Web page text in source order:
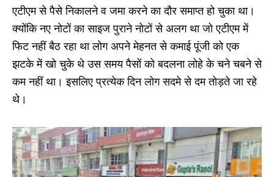
एटीएम से पैसे निकालने व जमा करने का दौर समाप्त हो चुका था।
क्योंकि नए नोटों का साइज पुराने नोटों से अलग था जो एटीएम में
फिट नहीं बैठ रहा था लोग अपने मेहनत से कमाई पूंजी को एक
झटके में खो चुके थे उस समय पैसों को बदलना लोहे के चने चबने से
कम नहीं था। इसलिए प्रत्येक दिन लोग सदमे से दम तोड़ते जा रहे
थे।